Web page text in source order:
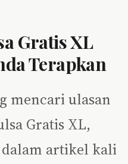
Gratis XL
Terapkan
mencari ulasan
Gratis XL,
dalam artikel kali